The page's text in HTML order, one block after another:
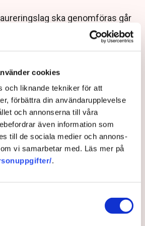
cookies
och liknande tekniker för att
förbättra din användarupplevelse
och annonserna till våra
även information som
till de sociala medier och annons-
vi samarbetar med. Läs mer på
.
ska genomföras går
skilda vägar. I Sverige har
lagts på myndigheterna –
processen politiskt från start.
skogsbruk, investeringar och
Berg